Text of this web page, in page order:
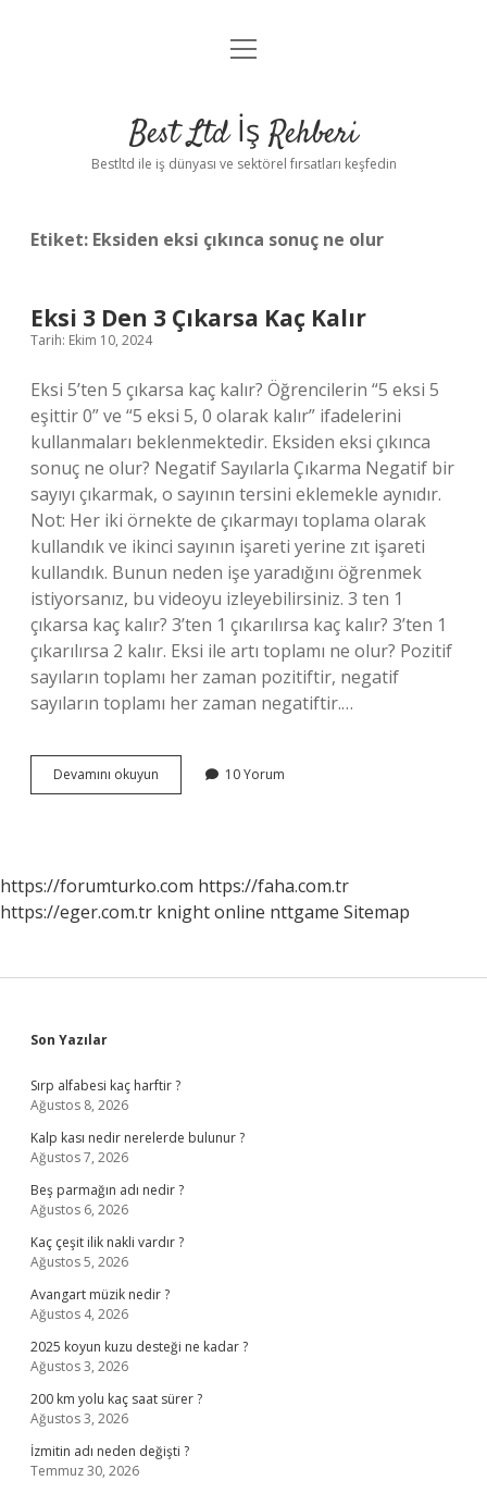
Anasayfa
Yasal Uyarı
menüyü
Best Ltd İş Rehberi
Bestltd ile iş dünyası ve sektörel fırsatları keşfedin
Etiket: Eksiden eksi çıkınca sonuç ne olur
Eksi 3 Den 3 Çıkarsa Kaç Kalır
Tarih: Ekim 10, 2024
Eksi 5’ten 5 çıkarsa kaç kalır? Öğrencilerin “5 eksi 5
eşittir 0” ve “5 eksi 5, 0 olarak kalır” ifadelerini
kullanmaları beklenmektedir. Eksiden eksi çıkınca
sonuç ne olur? Negatif Sayılarla Çıkarma Negatif bir
sayıyı çıkarmak, o sayının tersini eklemekle aynıdır.
Not: Her iki örnekte de çıkarmayı toplama olarak
kullandık ve ikinci sayının işareti yerine zıt işareti
kullandık. Bunun neden işe yaradığını öğrenmek
istiyorsanız, bu videoyu izleyebilirsiniz. 3 ten 1
çıkarsa kaç kalır? 3’ten 1 çıkarılırsa kaç kalır? 3’ten 1
çıkarılırsa 2 kalır. Eksi ile artı toplamı ne olur? Pozitif
sayıların toplamı her zaman pozitiftir, negatif
sayıların toplamı her zaman negatiftir.…
Devamını okuyun
3
Kalır
10 Yorum
https://forumturko.com https://faha.com.tr
https://eger.com.tr knight online nttgame Sitemap
Sidebar
Son Yazılar
Sırp alfabesi kaç harftir ?
Ağustos 8, 2026
Kalp kası nedir nerelerde bulunur ?
Ağustos 7, 2026
Beş parmağın adı nedir ?
Ağustos 6, 2026
Kaç çeşit ilik nakli vardır ?
Ağustos 5, 2026
Avangart müzik nedir ?
Ağustos 4, 2026
2025 koyun kuzu desteği ne kadar ?
Ağustos 3, 2026
200 km yolu kaç saat sürer ?
Ağustos 3, 2026
İzmitin adı neden değişti ?
Temmuz 30, 2026